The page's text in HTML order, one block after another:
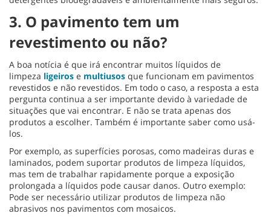
3. O pavimento tem um
revestimento ou não?
A boa notícia é que irá encontrar muitos líquidos de
limpeza ligeiros e multiusos que funcionam em pavimentos
revestidos e não revestidos. Em todo o caso, a resposta a esta
pergunta continua a ser importante devido à variedade de
situações que vai encontrar. E não se trata apenas dos
produtos a escolher. Também é importante saber como usá-
los.
Por exemplo, as superfícies porosas, como madeiras duras e
laminados, podem suportar produtos de limpeza líquidos,
mas tem de trabalhar rapidamente porque a exposição
prolongada a líquidos pode causar danos. Outro exemplo:
Pode ser necessário utilizar produtos de limpeza não
abrasivos nos pavimentos com mosaicos.